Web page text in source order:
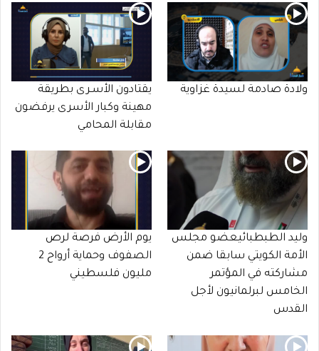
ولادة صادمة لسيدة غزاوية
يقتادون الأسـرى بطريقة
مهينة وكبار الأسرى يرفضون
مقابلة المحامي
وليد الطبطبائيعضو مجلس
الأمة الكويتي سابقا ضمن
مشاركته في المؤتمر
الخامس لبرلمانيون لأجل
القدس
يوم الأرض فرصة لرص
الصفوف وحماية أرواح 2
مليون فلسطيني